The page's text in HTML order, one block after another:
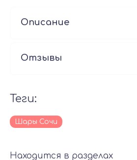
Описание
Отзывы
теги:
Шары Сочи
Находится в разделах